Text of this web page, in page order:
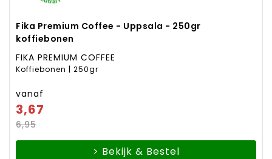
Fika Premium Coffee - Uppsala - 250gr
koffiebonen
FIKA PREMIUM COFFEE
Koffiebonen | 250gr
vanaf
3,67
6,95
> Bekijk & Bestel